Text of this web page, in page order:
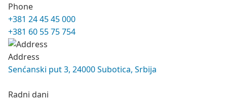
Phone
+381 24 45 45 000
+381 60 55 75 754
Address
Senćanski put 3, 24000 Subotica, Srbija
Radni dani